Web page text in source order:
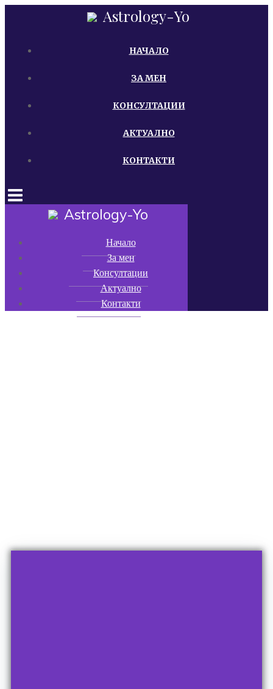
Astrology-Yo
НАЧАЛО
ЗА МЕН
КОНСУЛТАЦИИ
АКТУАЛНО
КОНТАКТИ
Astrology-Yo
Начало
За мен
Консултации
Актуално
Контакти